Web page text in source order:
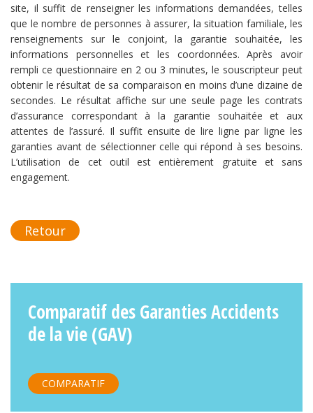
site, il suffit de renseigner les informations demandées, telles
que le nombre de personnes à assurer, la situation familiale, les
renseignements sur le conjoint, la garantie souhaitée, les
informations personnelles et les coordonnées. Après avoir
rempli ce questionnaire en 2 ou 3 minutes, le souscripteur peut
obtenir le résultat de sa comparaison en moins d’une dizaine de
secondes. Le résultat affiche sur une seule page les contrats
d’assurance correspondant à la garantie souhaitée et aux
attentes de l’assuré. Il suffit ensuite de lire ligne par ligne les
garanties avant de sélectionner celle qui répond à ses besoins.
L’utilisation de cet outil est entièrement gratuite et sans
engagement.
Retour
Comparatif des Garanties Accidents
de la vie (GAV)
COMPARATIF